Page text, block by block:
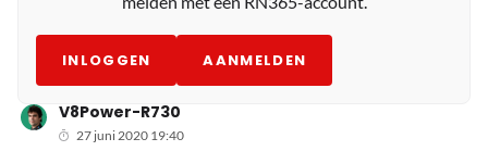
INLOGGEN AANMELDEN
V8Power-R730
27 juni 2020 19:40